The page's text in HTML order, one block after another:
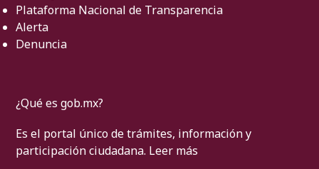
Plataforma Nacional de Transparencia
Alerta
Denuncia
¿Qué es gob.mx?
Es el portal único de trámites, información y
participación ciudadana. Leer más